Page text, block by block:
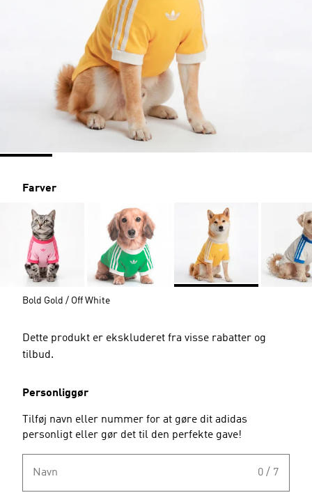
Farver
Bold Gold / Off White
Dette produkt er ekskluderet fra visse rabatter og
tilbud.
Personliggør
Tilføj navn eller nummer for at gøre dit adidas
personligt eller gør det til den perfekte gave!
Navn 0 / 7